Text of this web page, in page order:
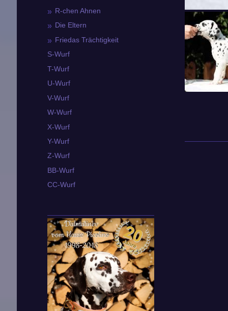
R-chen Ahnen
Die Eltern
Friedas Trächtigkeit
S-Wurf
T-Wurf
U-Wurf
V-Wurf
W-Wurf
X-Wurf
Y-Wurf
Z-Wurf
BB-Wurf
CC-Wurf